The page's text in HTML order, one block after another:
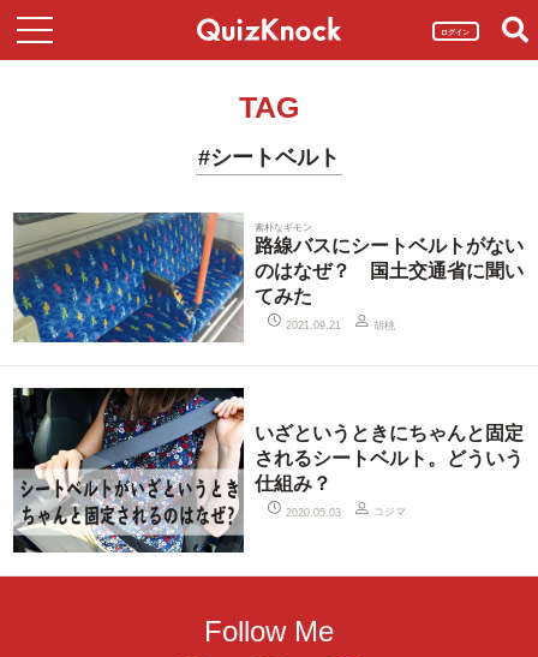
ログイン
TAG
#シートベルト
素朴なギモン
路線バスにシートベルトがない
のはなぜ？ 国土交通省に聞い
てみた
2021.09.21 胡桃
いざというときにちゃんと固定
されるシートベルト。どういう
仕組み？
2020.05.03 コジマ
Follow Me